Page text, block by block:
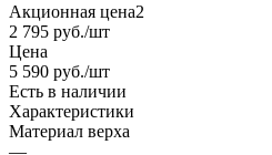
Акционная цена2
2 795 руб./шт
Цена
5 590 руб./шт
Есть в наличии
Характеристики
Материал верха
—